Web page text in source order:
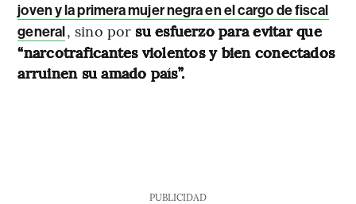
joven y la primera mujer negra en el cargo de fiscal
general, sino por su esfuerzo para evitar que
“narcotraficantes violentos y bien conectados
arruinen su amado país”.
PUBLICIDAD